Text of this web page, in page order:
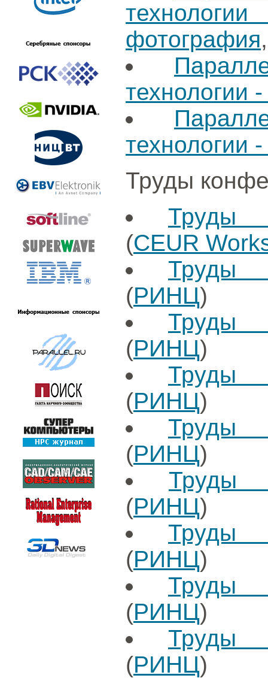
фотография
технологии
технологии
Труды
Труды
(CEUR
Труды
(РИНЦ)
Труды
(РИНЦ)
Труды
(РИНЦ)
Труды
(РИНЦ)
Труды
(РИНЦ)
Труды
(РИНЦ)
Труды
(РИНЦ)
Труды
(РИНЦ)